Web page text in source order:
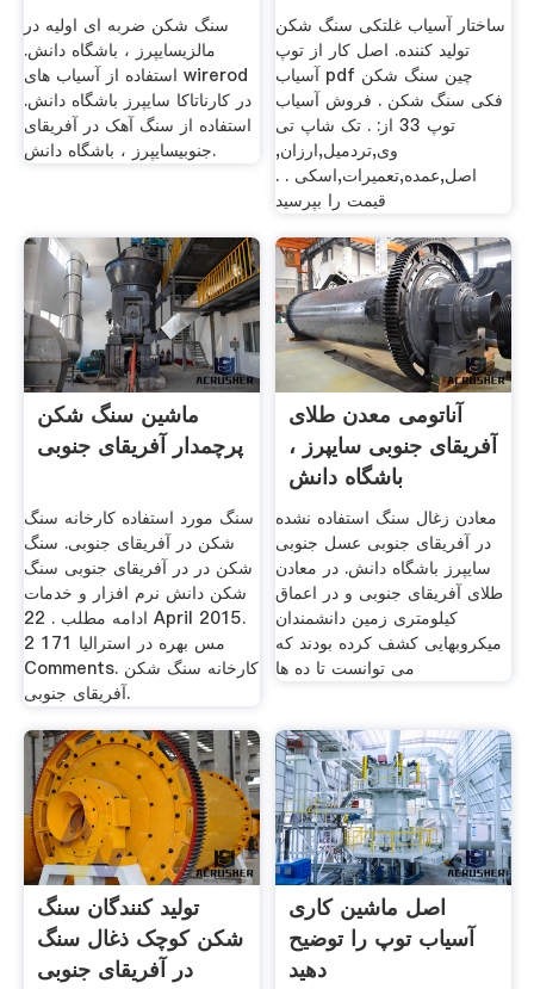
سنگ شکن ضربه ای اولیه در
مالزیسایپرز ، باشگاه دانش.
استفاده از آسیاب های wirerod
در کارناتاکا سایپرز باشگاه دانش.
استفاده از سنگ آهک در آفریقای
جنوبیسایپرز ، باشگاه دانش.
ساختار آسیاب غلتکی سنگ شکن
تولید کننده. اصل کار از توپ
آسیاب pdf چین سنگ شکن
فکی سنگ شکن . فروش آسیاب
توپ 33 از: . تک شاپ تی
وی,تردمیل,ارزان,
اصل,عمده,تعمیرات,اسکی . .
قیمت را بپرسید
ماشین سنگ شکن
پرچمدار آفریقای جنوبی
سنگ مورد استفاده کارخانه سنگ
شکن در آفریقای جنوبی. سنگ
شکن در در آفریقای جنوبی سنگ
شکن دانش نرم افزار و خدمات
ادامه مطلب . 22 April 2015.
2 مس بهره در استرالیا 171
Comments. کارخانه سنگ شکن
آفریقای جنوبی.
آناتومی معدن طلای
آفریقای جنوبی سایپرز ،
باشگاه دانش
معادن زغال سنگ استفاده نشده
در آفریقای جنوبی عسل جنوبی
سایپرز باشگاه دانش. در معادن
طلای آفریقای جنوبی و در اعماق
کیلومتری زمین دانشمندان
میکروبهایی کشف کرده بودند که
می توانست تا ده ها
تولید کنندگان سنگ
شکن کوچک ذغال سنگ
در آفریقای جنوبی
اصل ماشین کاری
آسیاب توپ را توضیح
دهید